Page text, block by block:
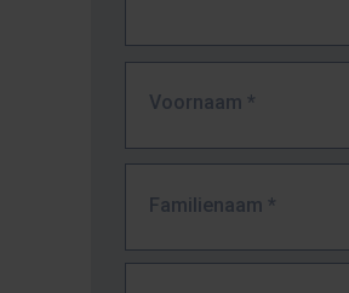
Voornaam *
Familienaam *